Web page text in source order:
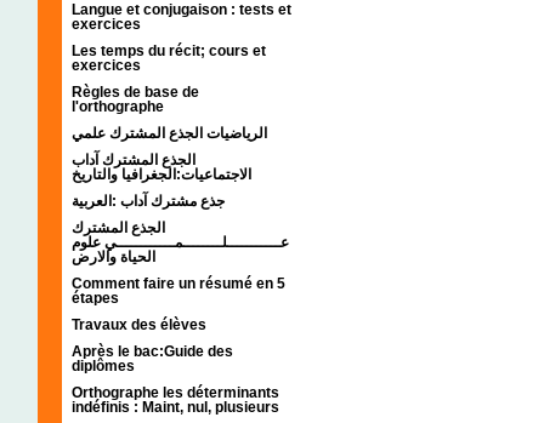
Langue et conjugaison : tests et
exercices
Les temps du récit; cours et
exercices
Règles de base de
l'orthographe
الرياضيات الجذع المشترك علمي
الجذع المشترك آداب
الاجتماعيات:الجغرافيا والتاريخ
جذع مشترك آداب :العربية
الجذع المشترك
عـــــــــــلــــــــمــــــــــــي علوم
الحياة والارض
Comment faire un résumé en 5
étapes
Travaux des élèves
Après le bac:Guide des
diplômes
Orthographe les déterminants
indéfinis : Maint, nul, plusieurs